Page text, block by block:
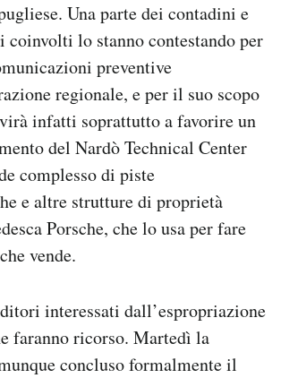
Una parte dei contadini e
lo stanno contestando per
preventive
regionale, e per il suo scopo
infatti soprattutto a favorire un
del Nardò Technical Center
complesso di piste
e altre strutture di proprietà
Porsche, che lo usa per fare
vende.
interessati dall’espropriazione
faranno ricorso. Martedì la
concluso formalmente il